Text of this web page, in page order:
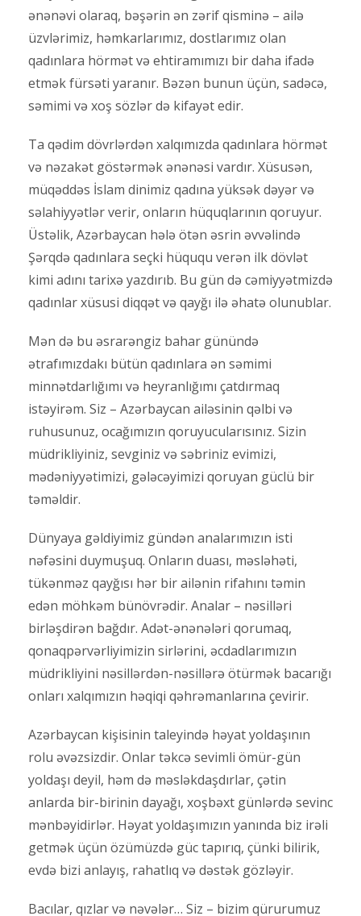
ənənəvi olaraq, bəşərin ən zərif qisminə – ailə
üzvlərimiz, həmkarlarımız, dostlarımız olan
qadınlara hörmət və ehtiramımızı bir daha ifadə
etmək fürsəti yaranır. Bəzən bunun üçün, sadəcə,
səmimi və xoş sözlər də kifayət edir.
Ta qədim dövrlərdən xalqımızda qadınlara hörmət
və nəzakət göstərmək ənənəsi vardır. Xüsusən,
müqəddəs İslam dinimiz qadına yüksək dəyər və
səlahiyyətlər verir, onların hüquqlarının qoruyur.
Üstəlik, Azərbaycan hələ ötən əsrin əvvəlində
Şərqdə qadınlara seçki hüququ verən ilk dövlət
kimi adını tarixə yazdırıb. Bu gün də cəmiyyətmizdə
qadınlar xüsusi diqqət və qayğı ilə əhatə olunublar.
Mən də bu əsrarəngiz bahar günündə
ətrafımızdakı bütün qadınlara ən səmimi
minnətdarlığımı və heyranlığımı çatdırmaq
istəyirəm. Siz – Azərbaycan ailəsinin qəlbi və
ruhusunuz, ocağımızın qoruyucularısınız. Sizin
müdrikliyiniz, sevginiz və səbriniz evimizi,
mədəniyyətimizi, gələcəyimizi qoruyan güclü bir
təməldir.
Dünyaya gəldiyimiz gündən analarımızın isti
nəfəsini duymuşuq. Onların duası, məsləhəti,
tükənməz qayğısı hər bir ailənin rifahını təmin
edən möhkəm bünövrədir. Analar – nəsilləri
birləşdirən bağdır. Adət-ənənələri qorumaq,
qonaqpərvərliyimizin sirlərini, əcdadlarımızın
müdrikliyini nəsillərdən-nəsillərə ötürmək bacarığı
onları xalqımızın həqiqi qəhrəmanlarına çevirir.
Azərbaycan kişisinin taleyində həyat yoldaşının
rolu əvəzsizdir. Onlar təkcə sevimli ömür-gün
yoldaşı deyil, həm də məsləkdaşdırlar, çətin
anlarda bir-birinin dayağı, xoşbəxt günlərdə sevinc
mənbəyidirlər. Həyat yoldaşımızın yanında biz irəli
getmək üçün özümüzdə güc tapırıq, çünki bilirik,
evdə bizi anlayış, rahatlıq və dəstək gözləyir.
Bacılar, qızlar və nəvələr… Siz – bizim qürurumuz